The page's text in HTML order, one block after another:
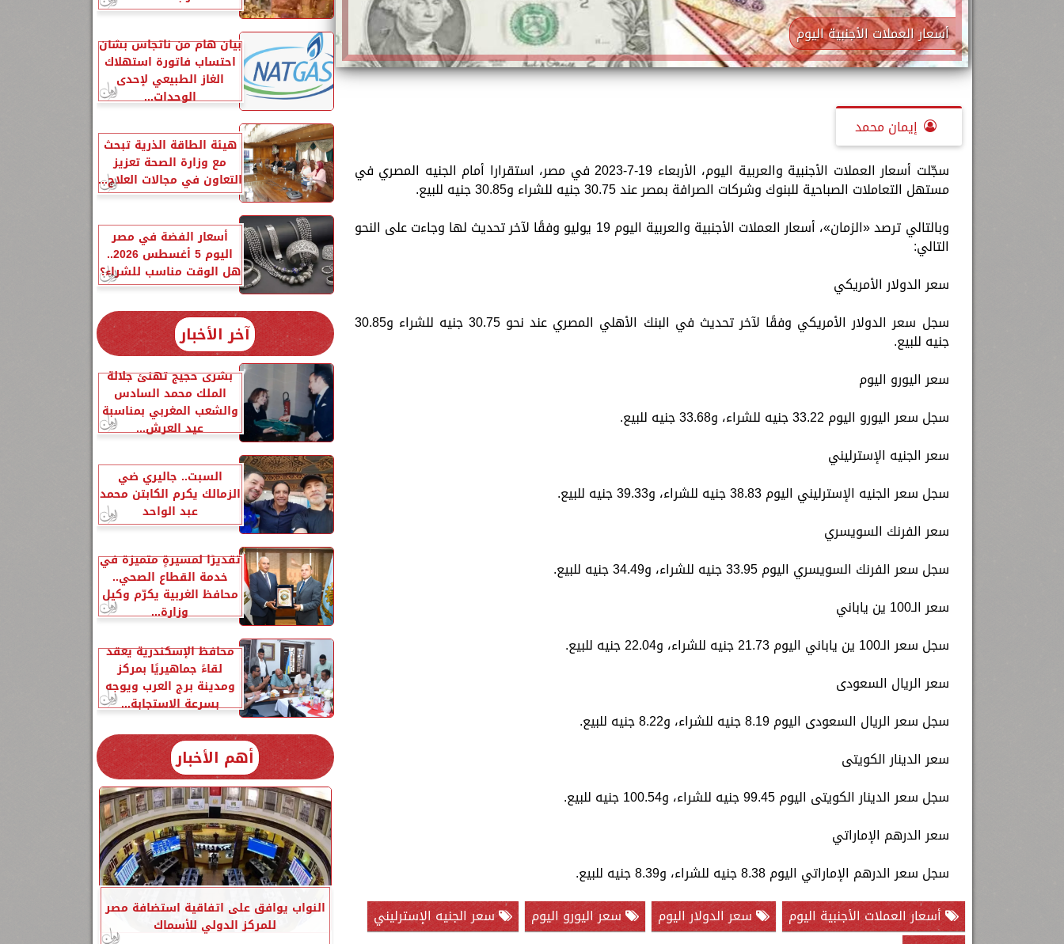
أسعار العملات الأجنبية اليوم
إيمان محمد
سجّلت أسعار العملات الأجنبية والعربية اليوم، الأربعاء 19-7-2023 في مصر، استقرارا أمام الجنيه المصري في
مستهل التعاملات الصباحية للبنوك وشركات الصرافة بمصر عند 30.75 جنيه للشراء و30.85 جنيه للبيع.
وبالتالي ترصد «الزمان»، أسعار العملات الأجنبية والعربية اليوم 19 يوليو وفقًا لآخر تحديث لها وجاءت على النحو
التالي:
سعر الدولار الأمريكي
سجل سعر الدولار الأمريكي وفقًا لآخر تحديث في البنك الأهلي المصري عند نحو 30.75 جنيه للشراء و30.85
جنيه للبيع.
سعر اليورو اليوم
سجل سعر اليورو اليوم 33.22 جنيه للشراء، و33.68 جنيه للبيع.
سعر الجنيه الإسترليني
سجل سعر الجنيه الإسترليني اليوم 38.83 جنيه للشراء، و39.33 جنيه للبيع.
سعر الفرنك السويسري
سجل سعر الفرنك السويسري اليوم 33.95 جنيه للشراء، و34.49 جنيه للبيع.
سعر الـ100 ين ياباني
سجل سعر الـ100 ين ياباني اليوم 21.73 جنيه للشراء، و22.04 جنيه للبيع.
سعر الريال السعودى
سجل سعر الريال السعودى اليوم 8.19 جنيه للشراء، و8.22 جنيه للبيع.
سعر الدينار الكويتى
سجل سعر الدينار الكويتى اليوم 99.45 جنيه للشراء، و100.54 جنيه للبيع.
سعر الدرهم الإماراتي
سجل سعر الدرهم الإماراتي اليوم 8.38 جنيه للشراء، و8.39 جنيه للبيع.
أسعار العملات الأجنبية اليوم
سعر الدولار اليوم سعر اليورو اليوم
سعر الجنيه الإسترليني
بيان هام من ناتجاس بشأن
احتساب فاتورة استهلاك
الغاز الطبيعي لإحدى
الوحدات...
هيئة الطاقة الذرية تبحث
مع وزارة الصحة تعزيز
التعاون في مجالات العلاج...
أسعار الفضة في مصر
اليوم 5 أغسطس 2026..
هل الوقت مناسب للشراء؟
آخر الأخبار
بشرى حجيج تهنئ جلالة
الملك محمد السادس
والشعب المغربي بمناسبة
عيد العرش...
السبت.. جاليري ضي
الزمالك يكرم الكابتن محمد
عبد الواحد
تقديرًا لمسيرةٍ متميزة في
خدمة القطاع الصحي..
محافظ الغربية يكرّم وكيل
وزارة...
محافظ الإسكندرية يعقد
لقاءً جماهيريًا بمركز
ومدينة برج العرب ويوجه
بسرعة الاستجابة...
أهم الأخبار
النواب يوافق على اتفاقية استضافة مصر
للمركز الدولي للأسماك